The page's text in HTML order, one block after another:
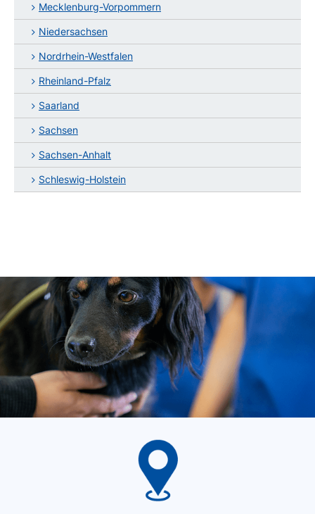
Mecklenburg-Vorpommern
Niedersachsen
Nordrhein-Westfalen
Rheinland-Pfalz
Saarland
Sachsen
Sachsen-Anhalt
Schleswig-Holstein